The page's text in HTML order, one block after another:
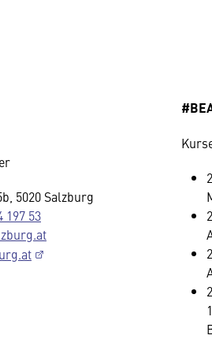
5020 Salzburg
197 53